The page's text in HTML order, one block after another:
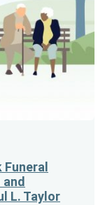
L. Taylor